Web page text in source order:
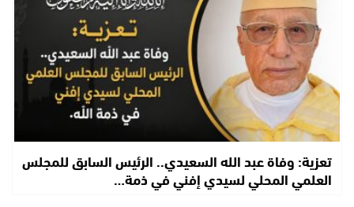
تعزية: وفاة عبد الله السعيدي.. الرئيس السابق للمجلس
العلمي المحلي لسيدي إفني في ذمة…